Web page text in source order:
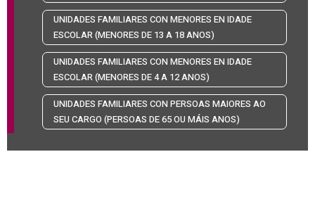
UNIDADES FAMILIARES CON MENORES EN IDADE
ESCOLAR (MENORES DE 13 A 18 ANOS)
UNIDADES FAMILIARES CON MENORES EN IDADE
ESCOLAR (MENORES DE 4 A 12 ANOS)
UNIDADES FAMILIARES CON PERSOAS MAIORES AO
SEU CARGO (PERSOAS DE 65 OU MÁIS ANOS)